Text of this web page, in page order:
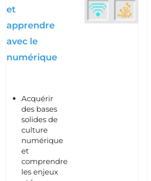
et
apprendre
avec le
numérique
Acquérir
des bases
solides de
culture
numérique
et
comprendre
les enjeux